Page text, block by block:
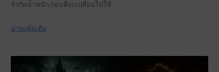
จำกัดน้ำหนัก ก่อนที่จะเปลี่ยนไปใช้.
อ่านเพิ่มเติม